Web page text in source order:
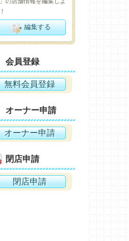
編集する
会員登録
無料会員登録
オーナー申請
オーナー申請
閉店申請
閉店申請